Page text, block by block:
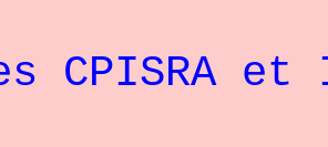
CPISRA et